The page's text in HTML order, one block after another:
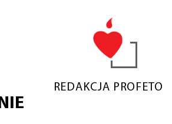
REDAKCJA PROFETO